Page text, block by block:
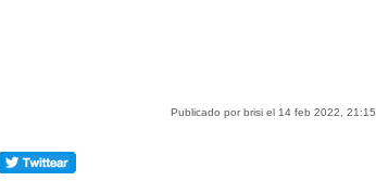
Publicado por brisi el 14 feb 2022, 21:15